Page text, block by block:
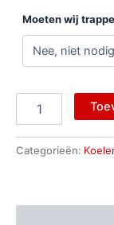
Moeten wij
Categorieën: